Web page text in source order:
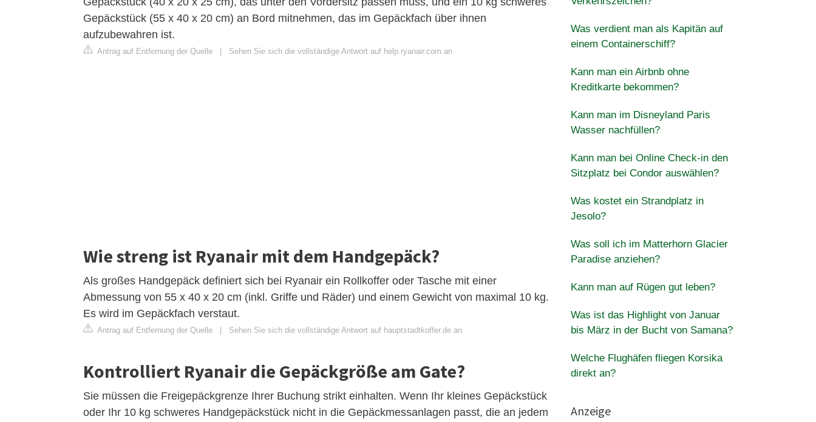
Gepäckstück (55 x 40 x 20 cm) an Bord mitnehmen, das im Gepäckfach über ihnen
aufzubewahren ist.
Antrag auf Entfernung der Quelle Sehen Sie sich die vollständige Antwort auf help.ryanair.com an
Wie streng ist Ryanair mit dem Handgepäck?
Als großes Handgepäck definiert sich bei Ryanair ein Rollkoffer oder Tasche mit einer
Abmessung von 55 x 40 x 20 cm (inkl. Griffe und Räder) und einem Gewicht von maximal 10 kg.
Es wird im Gepäckfach verstaut.
Antrag auf Entfernung der Quelle Sehen Sie sich die vollständige Antwort auf hauptstadtkoffer.de an
Kontrolliert Ryanair die Gepäckgröße am Gate?
Sie müssen die Freigepäckgrenze Ihrer Buchung strikt einhalten. Wenn Ihr kleines Gepäckstück
oder Ihr 10 kg schweres Handgepäckstück nicht in die Gepäckmessanlagen passt, die an jedem
Was verdient man als Kapitän auf
einem Containerschiff?
Kann man ein Airbnb ohne
Kreditkarte bekommen?
Kann man im Disneyland Paris
Wasser nachfüllen?
Kann man bei Online Check-in den
Sitzplatz bei Condor auswählen?
Was kostet ein Strandplatz in
Jesolo?
Was soll ich im Matterhorn Glacier
Paradise anziehen?
Kann man auf Rügen gut leben?
Was ist das Highlight von Januar
bis März in der Bucht von Samana?
Welche Flughäfen fliegen Korsika
direkt an?
Anzeige